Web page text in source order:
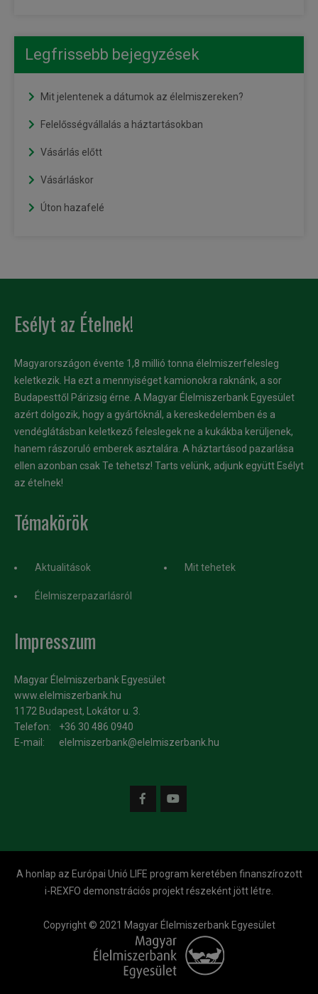
Legfrissebb bejegyzések
Mit jelentenek a dátumok az élelmiszereken?
Felelősségvállalás a háztartásokban
Vásárlás előtt
Vásárláskor
Úton hazafelé
Esélyt az Ételnek!
Magyarországon évente 1,8 millió tonna élelmiszerfelesleg
keletkezik. Ha ezt a mennyiséget kamionokra raknánk, a sor
Budapesttől Párizsig érne. A Magyar Élelmiszerbank Egyesület
azért dolgozik, hogy a gyártóknál, a kereskedelemben és a
vendéglátásban keletkező feleslegek ne a kukákba kerüljenek,
hanem rászoruló emberek asztalára. A háztartásod pazarlása
ellen azonban csak Te tehetsz! Tarts velünk, adjunk együtt Esélyt
az ételnek!
Témakörök
Aktualitások
Élelmiszerpazarlásról
Mit tehetek
Impresszum
Magyar Élelmiszerbank Egyesület
www.elelmiszerbank.hu
1172 Budapest, Lokátor u. 3.
Telefon:
+36 30 486 0940
E-mail:
elelmiszerbank@elelmiszerbank.hu
A honlap az Európai Unió LIFE program keretében finanszírozott
i-REXFO demonstrációs projekt részeként jött létre.
Copyright © 2021 Magyar Élelmiszerbank Egyesület